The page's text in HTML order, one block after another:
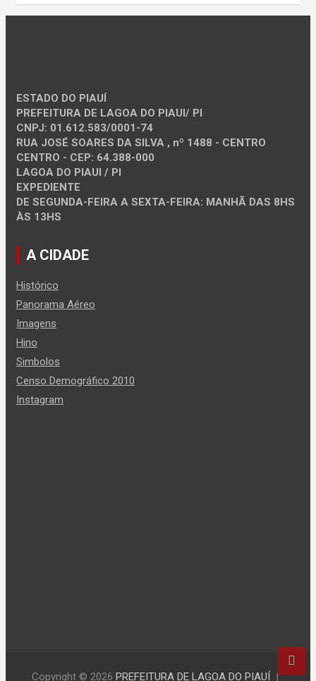
ESTADO DO PIAUÍ
PREFEITURA DE LAGOA DO PIAUI/ PI
CNPJ: 01.612.583/0001-74
RUA JOSÉ SOARES DA SILVA , nº 1488 - CENTRO
CENTRO - CEP: 64.388-000
LAGOA DO PIAUI / PI
EXPEDIENTE
DE SEGUNDA-FEIRA A SEXTA-FEIRA: MANHÃ DAS 8HS
ÀS 13HS
A CIDADE
Histórico
Panorama Aéreo
Imagens
Hino
Simbolos
Censo Demográfico 2010
Instagram
Copyright © 2026 PREFEITURA DE LAGOA DO PIAUÍ